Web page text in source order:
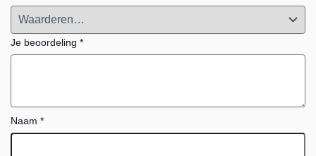
Je beoordeling *
Naam *